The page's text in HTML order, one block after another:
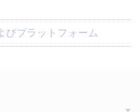
びプラットフォーム